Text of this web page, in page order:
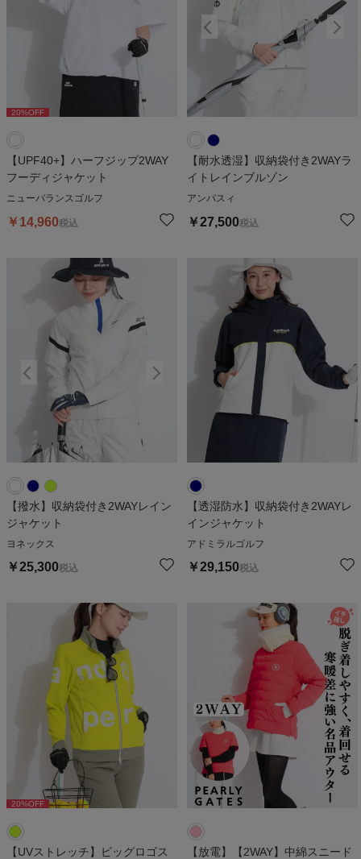
20%OFF
【UPF40+】ハーフジップ2WAY
フーディジャケット
ニューバランスゴルフ
￥ 14,960税込
【耐水透湿】収納袋付き2WAYラ
イトレインブルゾン
アンパスィ
￥27,500税込
【撥水】収納袋付き2WAYレイン
ジャケット
ヨネックス
￥25,300税込
【透湿防水】収納袋付き2WAYレ
インジャケット
アドミラルゴルフ
￥29,150税込
20%OFF
【UVストレッチ】ビッグロゴス
【放電】【2WAY】中綿スニード